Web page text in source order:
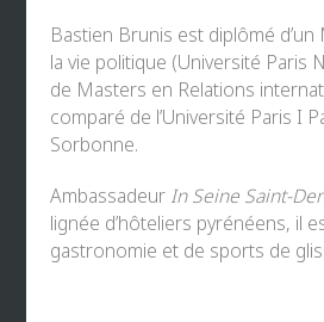
Bastien Brunis est diplômé
la vie politique (Université Paris
de Masters en Relations
comparé de l’Université Paris I
Sorbonne.
Ambassadeur In Seine Saint-
lignée d’hôteliers pyrénéens, il
gastronomie et de sports de